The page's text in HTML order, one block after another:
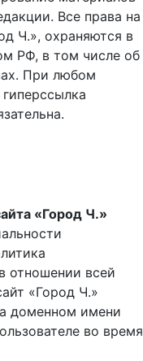
Все права на
Ч.», охраняются в
РФ, в том числе об
При любом
«Город Ч.»
отношении всей
«Город Ч.»
доменном имени
во время